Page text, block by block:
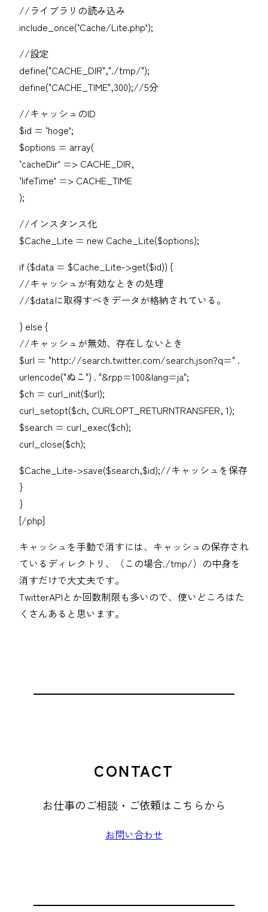
//ライブラリの読み込み
include_once(‘Cache/Lite.php’);
//設定
define("CACHE_DIR","./tmp/");
define("CACHE_TIME",300);//5分
//キャッシュのID
$id = ‘hoge’;
$options = array(
‘cacheDir’ => CACHE_DIR,
‘lifeTime’ => CACHE_TIME
);
//インスタンス化
$Cache_Lite = new Cache_Lite($options);
if ($data = $Cache_Lite->get($id)) {
//キャッシュが有効なときの処理
//$dataに取得すべきデータが格納されている。
} else {
//キャッシュが無効、存在しないとき
$url = "http://search.twitter.com/search.json?q=" .
urlencode("ぬこ") . "&rpp=100&lang=ja";
$ch = curl_init($url);
curl_setopt($ch, CURLOPT_RETURNTRANSFER, 1);
$search = curl_exec($ch);
curl_close($ch);
$Cache_Lite->save($search,$id);//キャッシュを保存
}
}
[/php]
キャッシュを手動で消すには、キャッシュの保存され
ているディレクトリ、（この場合./tmp/）の中身を
消すだけで大丈夫です。
TwitterAPIとか回数制限も多いので、使いどころはた
くさんあると思います。
CONTACT
お仕事のご相談・ご依頼はこちらから
お問い合わせ